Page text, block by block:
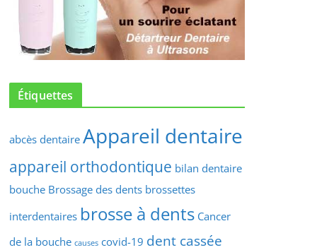
Étiquettes
abcès dentaire Appareil dentaire
appareil orthodontique bilan dentaire
bouche Brossage des dents brossettes
interdentaires brosse à dents Cancer
de la bouche causes covid-19 dent cassée